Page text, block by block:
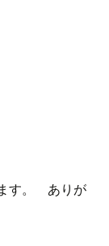
す。 ありが